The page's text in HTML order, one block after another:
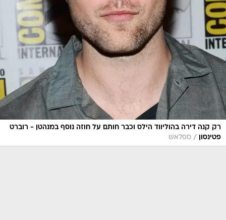
רק קנה דירה בהוליווד הילס וכבר חותם על חוזה נוסף במנהטן - רוברט
פטינסון
/ ספלאש